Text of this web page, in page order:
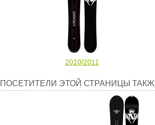
2010/2011
Посетители
этой
ПОСЕТИТЕЛИ ЭТОЙ СТРАНИЦЫ